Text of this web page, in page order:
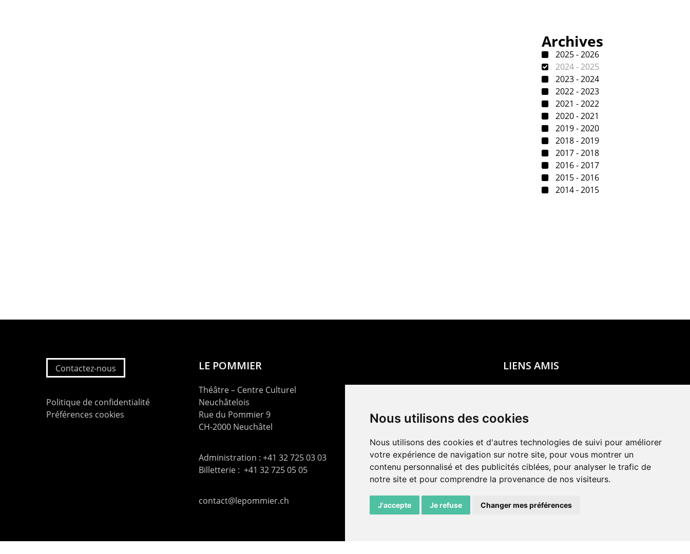
Nous utilisons des cookies
Nous utilisons des cookies et d'autres technologies de suivi pour améliorer
votre expérience de navigation sur notre site, pour vous montrer un
contenu personnalisé et des publicités ciblées, pour analyser le trafic de
notre site et pour comprendre la provenance de nos visiteurs.
J'accepte Je refuse Changer mes préférences
Archives
2025 - 2026
2024 - 2025
2023 - 2024
2022 - 2023
2021 - 2022
2020 - 2021
2019 - 2020
2018 - 2019
2017 - 2018
2016 - 2017
2015 - 2016
2014 - 2015
Contactez-nous
Politique de confidentialité
Préférences cookies
LE POMMIER
Théâtre – Centre Culturel
Neuchâtelois
Rue du Pommier 9
CH-2000 Neuchâtel
Administration : +41 32 725 03 03
Billetterie : +41 32 725 05 05
contact@lepommier.ch
LIENS AMIS